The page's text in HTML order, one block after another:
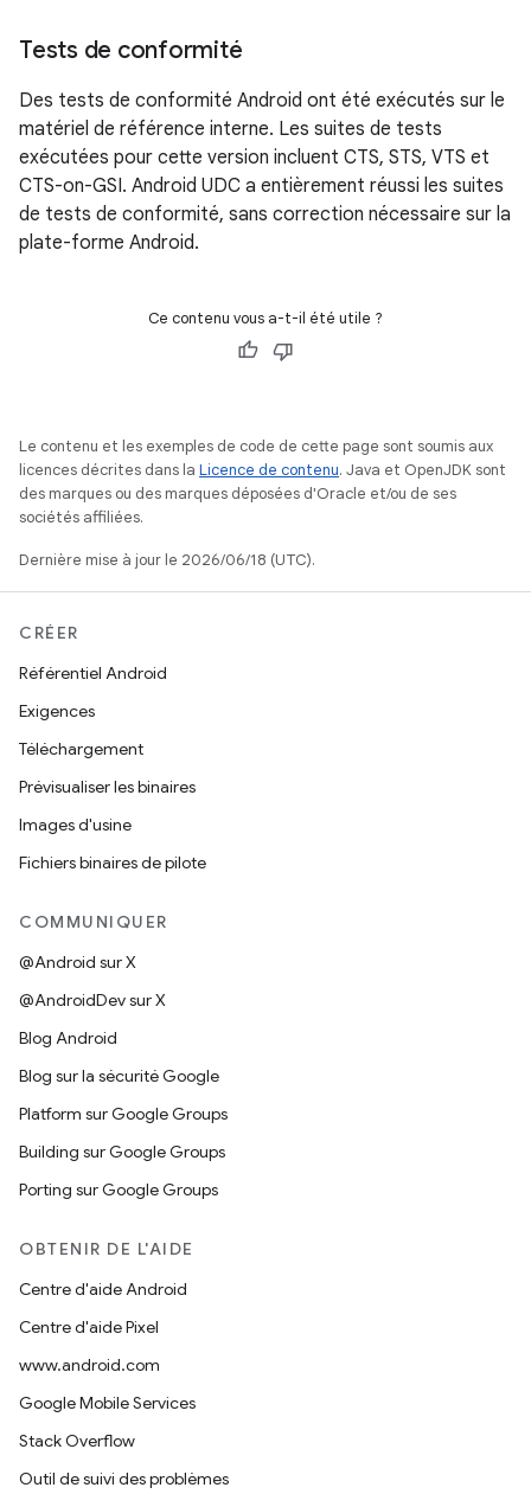
Tests de conformité
Des tests de conformité Android ont été exécutés sur le
matériel de référence interne. Les suites de tests
exécutées pour cette version incluent CTS, STS, VTS et
CTS-on-GSI. Android UDC a entièrement réussi les suites
de tests de conformité, sans correction nécessaire sur la
plate-forme Android.
Ce contenu vous a-t-il été utile ?
Le contenu et les exemples de code de cette page sont soumis aux
licences décrites dans la Licence de contenu. Java et OpenJDK sont
des marques ou des marques déposées d'Oracle et/ou de ses
sociétés affiliées.
Dernière mise à jour le 2026/06/18 (UTC).
CRÉER
Référentiel Android
Exigences
Téléchargement
Prévisualiser les binaires
Images d'usine
Fichiers binaires de pilote
COMMUNIQUER
@Android sur X
@AndroidDev sur X
Blog Android
Blog sur la sécurité Google
Platform sur Google Groups
Building sur Google Groups
Porting sur Google Groups
OBTENIR DE L'AIDE
Centre d'aide Android
Centre d'aide Pixel
www.android.com
Google Mobile Services
Stack Overflow
Outil de suivi des problèmes